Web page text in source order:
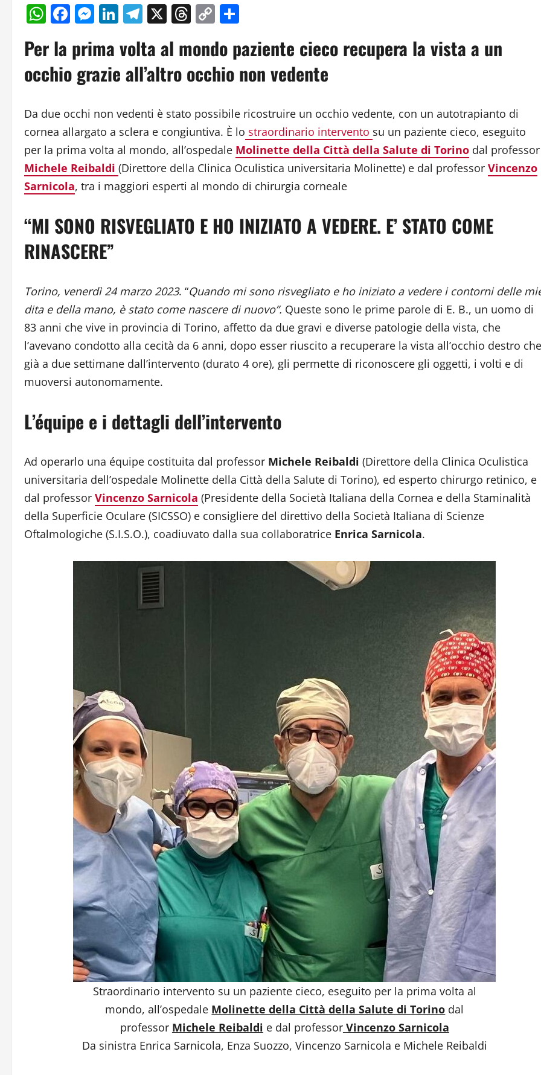
WhatsApp
Facebook
Messenger
LinkedIn
Telegram
X Threads
Copy
Per la prima volta al mondo paziente cieco recupera la vista a un
occhio grazie all’altro occhio non vedente
Da due occhi non vedenti è stato possibile ricostruire un occhio vedente, con un autotrapianto di
cornea allargato a sclera e congiuntiva. È lo straordinario intervento su un paziente cieco, eseguito
per la prima volta al mondo, all’ospedale Molinette della Città della Salute di Torino dal professor
Michele Reibaldi (Direttore della Clinica Oculistica universitaria Molinette) e dal professor Vincenzo
Sarnicola, tra i maggiori esperti al mondo di chirurgia corneale
“MI SONO RISVEGLIATO E HO INIZIATO A VEDERE. E’ STATO COME
RINASCERE”
Torino, venerdì 24 marzo 2023. “Quando mi sono risvegliato e ho iniziato a vedere i contorni delle
dita e della mano, è stato come nascere di nuovo”. Queste sono le prime parole di E. B., un uomo di
83 anni che vive in provincia di Torino, affetto da due gravi e diverse patologie della vista, che
l’avevano condotto alla cecità da 6 anni, dopo esser riuscito a recuperare la vista all’occhio destro
già a due settimane dall’intervento (durato 4 ore), gli permette di riconoscere gli oggetti, i volti e di
muoversi autonomamente.
L’équipe e i dettagli dell’intervento
Ad operarlo una équipe costituita dal professor Michele Reibaldi (Direttore della Clinica Oculistica
universitaria dell’ospedale Molinette della Città della Salute di Torino), ed esperto chirurgo retinico, e
dal professor Vincenzo Sarnicola (Presidente della Società Italiana della Cornea e della Staminalità
della Superficie Oculare (SICSSO) e consigliere del direttivo della Società Italiana di Scienze
Oftalmologiche (S.I.S.O.), coadiuvato dalla sua collaboratrice Enrica Sarnicola.
Straordinario intervento su un paziente cieco, eseguito per la prima volta al
mondo, all’ospedale Molinette della Città della Salute di Torino dal
professor Michele Reibaldi e dal professor Vincenzo Sarnicola
Da sinistra Enrica Sarnicola, Enza Suozzo, Vincenzo Sarnicola e Michele Reibaldi